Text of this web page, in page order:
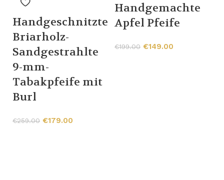
Handgeschnitzte
Briarholz-
Sandgestrahlte
9-mm-
Tabakpfeife mit
Burl
€259.00 €179.00
Handgemachte
Apfel Pfeife
€199.00 €149.00